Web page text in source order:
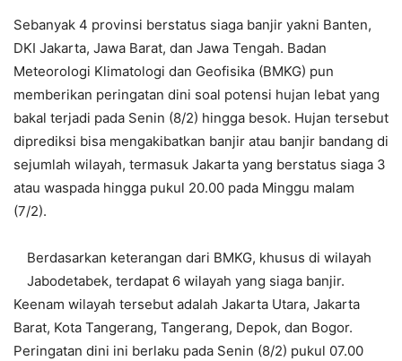
Sebanyak 4 provinsi berstatus siaga banjir yakni Banten,
DKI Jakarta, Jawa Barat, dan Jawa Tengah. Badan
Meteorologi Klimatologi dan Geofisika (BMKG) pun
memberikan peringatan dini soal potensi hujan lebat yang
bakal terjadi pada Senin (8/2) hingga besok. Hujan tersebut
diprediksi bisa mengakibatkan banjir atau banjir bandang di
sejumlah wilayah, termasuk Jakarta yang berstatus siaga 3
atau waspada hingga pukul 20.00 pada Minggu malam
(7/2).
Berdasarkan keterangan dari BMKG, khusus di wilayah
Jabodetabek, terdapat 6 wilayah yang siaga banjir.
Keenam wilayah tersebut adalah Jakarta Utara, Jakarta
Barat, Kota Tangerang, Tangerang, Depok, dan Bogor.
Peringatan dini ini berlaku pada Senin (8/2) pukul 07.00